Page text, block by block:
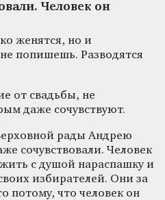
Человек он
женятся, но и
попишешь. Разводятся
от свадьбы, не
даже сочувствуют.
рады Андрею
сочувствовали. Человек
с душой нараспашку и
избирателей. Они за
потому, что человек он